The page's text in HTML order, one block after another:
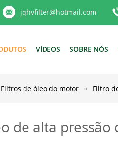
jqhvfilter@hotmail.com
VÍDEOS SOBRE NÓS
Filtros de óleo do motor Filtro
de alta pressão